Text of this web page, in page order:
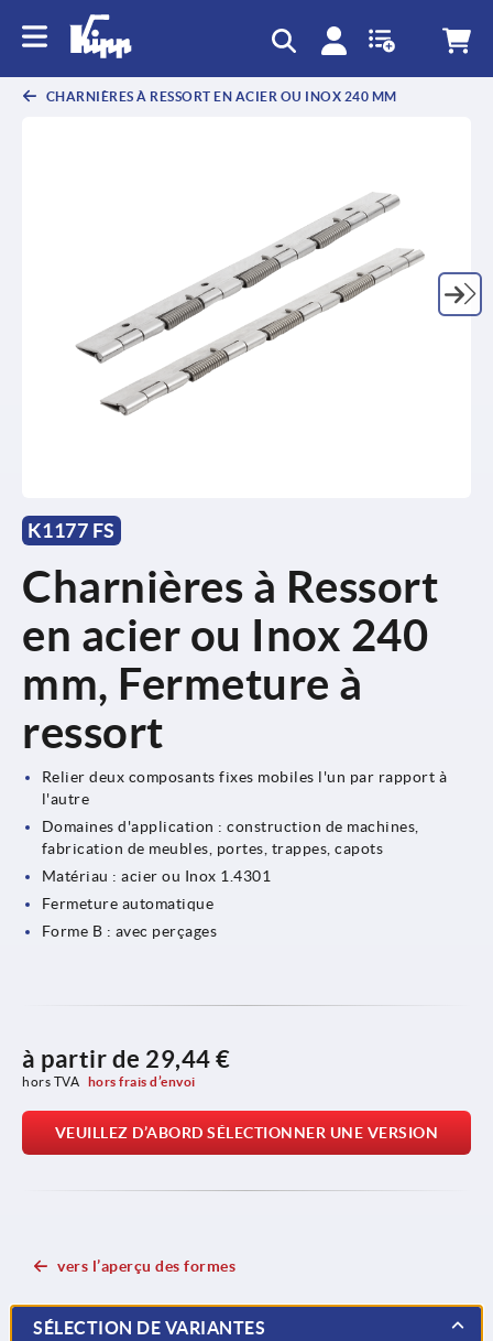
CHARNIÈRES À RESSORT EN ACIER OU INOX 240 MM
K1177 FS
Charnières à Ressort
en acier ou Inox 240
mm, Fermeture à
ressort
Relier deux composants fixes mobiles l'un par rapport à
l'autre
Domaines d'application : construction de machines,
fabrication de meubles, portes, trappes, capots
Matériau : acier ou Inox 1.4301
Fermeture automatique
Forme B : avec perçages
à partir de 29,44 €
hors TVA hors frais d’envoi
VEUILLEZ D’ABORD SÉLECTIONNER UNE VERSION
vers l’aperçu des formes
SÉLECTION DE VARIANTES